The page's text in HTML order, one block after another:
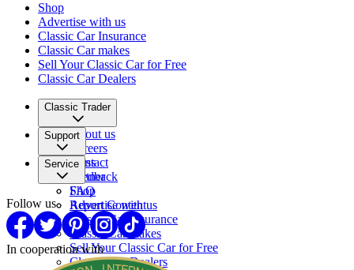
Shop
Advertise with us
Classic Car Insurance
Classic Car makes
Sell Your Classic Car for Free
Classic Car Dealers
Classic Trader
About us
Careers
Press
Partner
Support
Contact
Feedback
FAQ
Report Content
Service
Shop
Advertise with us
Classic Car Insurance
Classic Car makes
Sell Your Classic Car for Free
Classic Car Dealers
Follow us
In cooperation with